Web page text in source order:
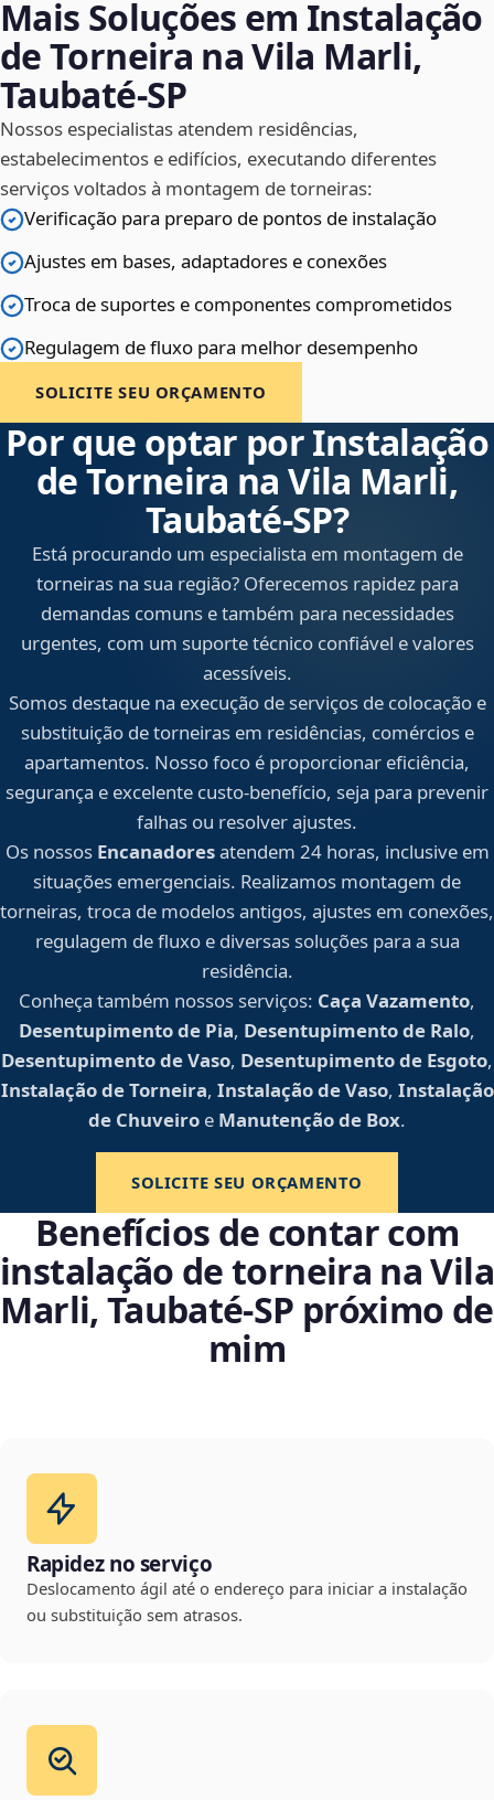
Mais Soluções em Instalação
de Torneira na Vila Marli,
Taubaté‑SP
Nossos especialistas atendem residências,
estabelecimentos e edifícios, executando diferentes
serviços voltados à montagem de torneiras:
Verificação para preparo de pontos de instalação
Ajustes em bases, adaptadores e conexões
Troca de suportes e componentes comprometidos
Regulagem de fluxo para melhor desempenho
SOLICITE SEU ORÇAMENTO
Por que optar por Instalação
de Torneira na Vila Marli,
Taubaté‑SP?
Está procurando um especialista em montagem de
torneiras na sua região? Oferecemos rapidez para
demandas comuns e também para necessidades
urgentes, com um suporte técnico confiável e valores
acessíveis.
Somos destaque na execução de serviços de colocação e
substituição de torneiras em residências, comércios e
apartamentos. Nosso foco é proporcionar eficiência,
segurança e excelente custo-benefício, seja para prevenir
falhas ou resolver ajustes.
Os nossos Encanadoresatendem 24 horas, inclusive em
situações emergenciais. Realizamos montagem de
torneiras, troca de modelos antigos, ajustes em conexões,
regulagem de fluxo e diversas soluções para a sua
residência.
Conheça também nossos serviços: Caça Vazamento,
Desentupimento de Pia, Desentupimento de Ralo,
Desentupimento de Vaso, Desentupimento de Esgoto,
Instalação de Torneira, Instalação de Vaso, Instalação
de Chuveiro e Manutenção de Box.
SOLICITE SEU ORÇAMENTO
Benefícios de contar com
instalação de torneira na Vila
Marli, Taubaté‑SP próximo de
mim
Rapidez no serviço
Deslocamento ágil até o endereço para iniciar a instalação
ou substituição sem atrasos.